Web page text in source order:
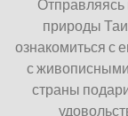
Отправляясь
природы
ознакомиться с
с
страны